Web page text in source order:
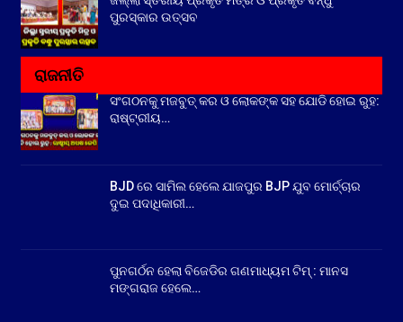
ପୁରସ୍କାର ଉତ୍ସବ
ରାଜନୀତି
ସଂଗଠନକୁ ମଜବୁତ୍ କର ଓ ଲୋକଙ୍କ ସହ ଯୋଡି ହୋଇ ରୁହ:
ରାଷ୍ଟ୍ରୀୟ…
BJD ରେ ସାମିଲ ହେଲେ ଯାଜପୁର BJP ଯୁବ ମୋର୍ଚ୍ଚାର
ଦୁଇ ପଦାଧିକାରୀ…
ପୁନଗର୍ଠନ ହେଲା ବିଜେଡିର ଗଣମାଧ୍ୟମ ଟିମ୍ : ମାନସ
ମଙ୍ଗରାଜ ହେଲେ…